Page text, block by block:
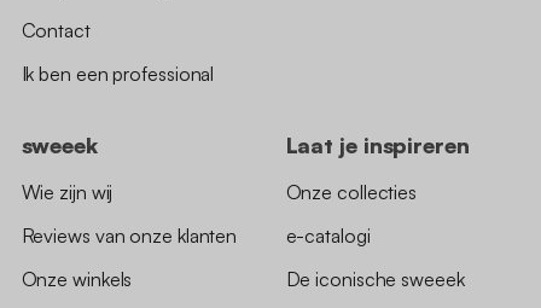
Contact
Ik ben een professional
sweeek
Wie zijn wij
Reviews van onze klanten
Onze winkels
Laat je inspireren
Onze collecties
e-catalogi
De iconische sweeek